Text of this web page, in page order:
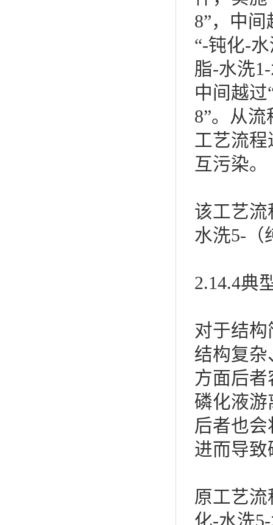
8”，中
“-钝化-
脂-水洗
中间越过
8”。从
工艺流
互污染。
该工艺流
水洗5-（
2.14.4典
对于结
结构复
方面后
磷化液
后者也
进而导
原工艺
化-水洗